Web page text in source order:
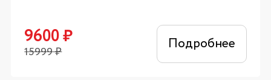
9600₽
15999₽ Подробнее